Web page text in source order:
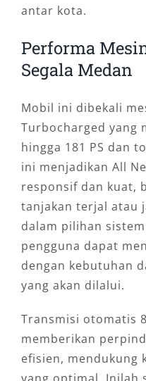
antar kota.
Performa
Segala Medan
Mobil ini dibekali
Turbocharged yang
hingga 181 PS dan
ini menjadikan All
responsif dan kuat,
tanjakan terjal atau
dalam pilihan
pengguna dapat
dengan kebutuhan
yang akan dilalui.
Transmisi otomatis
memberikan
efisien, mendukung